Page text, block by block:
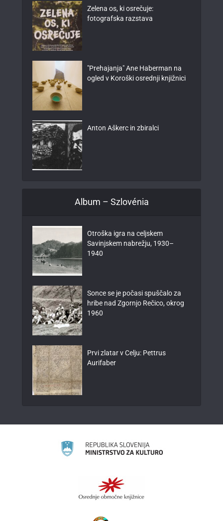
Zelena os, ki osrečuje:
fotografska razstava
"Prehajanja" Ane Haberman na
ogled v Koroški osrednji knjižnici
Anton Aškerc in zbiralci
Album – Szlovénia
Otroška igra na celjskem
Savinjskem nabrežju, 1930–
1940
Sonce se je počasi spuščalo za
hribe nad Zgornjo Rečico, okrog
1960
Prvi zlatar v Celju: Pettrus
Aurifaber